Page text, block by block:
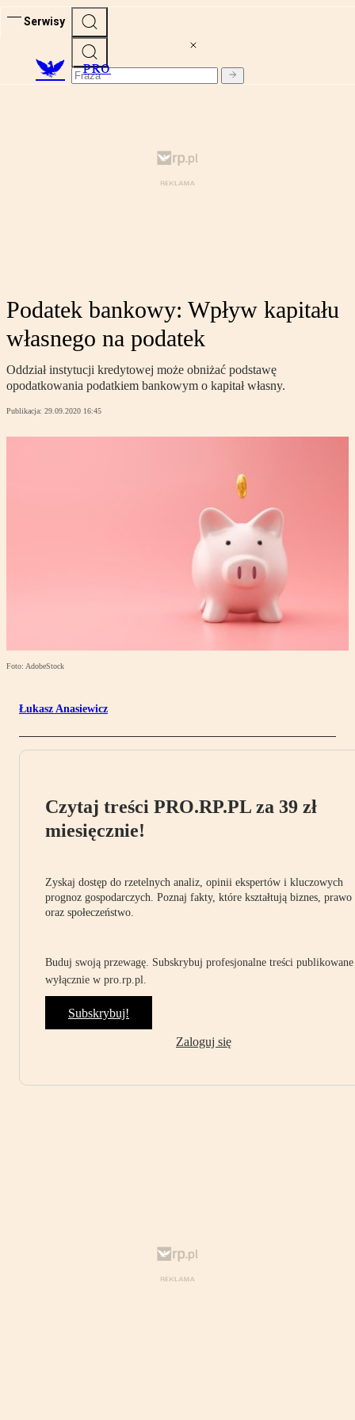
Serwisy
PRO
Podatek bankowy: Wpływ kapitału
własnego na podatek
Oddział instytucji kredytowej może obniżać podstawę
opodatkowania podatkiem bankowym o kapitał własny.
Publikacja: 29.09.2020 16:45
Foto: AdobeStock
Łukasz Anasiewicz
Czytaj treści PRO.RP.PL za 39 zł
miesięcznie!
Zyskaj dostęp do rzetelnych analiz, opinii ekspertów i kluczowych
prognoz gospodarczych. Poznaj fakty, które kształtują biznes, prawo
oraz społeczeństwo.
Buduj swoją przewagę. Subskrybuj profesjonalne treści publikowane
wyłącznie w pro.rp.pl.
Subskrybuj!
Zaloguj się